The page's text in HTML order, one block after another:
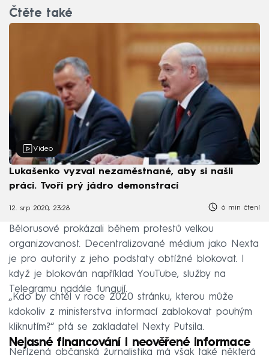
Čtěte také
Video
Lukašenko vyzval nezaměstnané, aby si našli
práci. Tvoří prý jádro demonstrací
12. srp 2020, 23:28 6 min čtení
Bělorusové prokázali během protestů velkou
organizovanost. Decentralizované médium jako Nexta
je pro autority z jeho podstaty obtížné blokovat. I
když je blokován například YouTube, služby na
Telegramu nadále fungují.
„Kdo by chtěl v roce 2020 stránku, kterou může
kdokoliv z ministerstva informací zablokovat pouhým
kliknutím?“ ptá se zakladatel Nexty Putsila.
Nejasné financování i neověřené informace
Neřízená občanská žurnalistika má však také některá